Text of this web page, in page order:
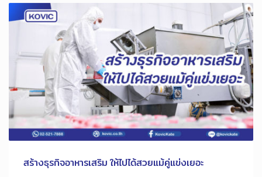
สร้างธุรกิจอาหารเสริม ให้ไปได้สวยแม้คู่แข่งเยอะ